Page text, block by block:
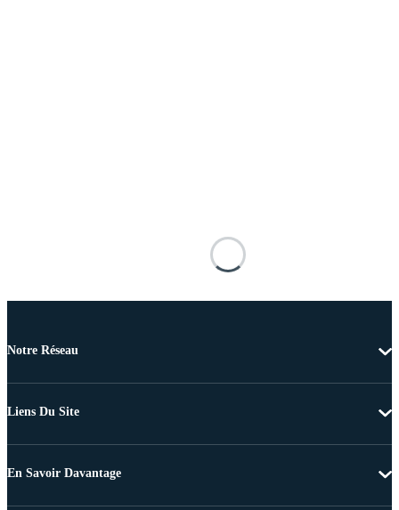
Notre Réseau
Liens Du Site
En Savoir Davantage